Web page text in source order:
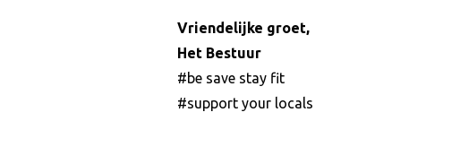
Vriendelijke groet,
Het Bestuur
#be save stay fit
#support your locals